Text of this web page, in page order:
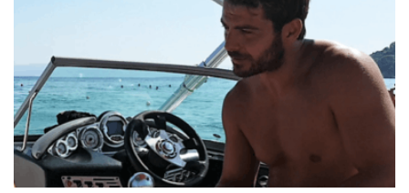
στην
Σκιάθο
(video)”